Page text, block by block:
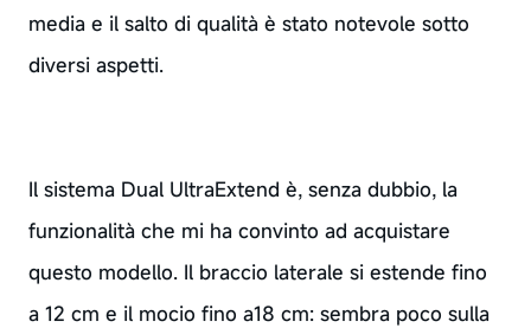
media e il salto di qualità è stato notevole sotto
diversi aspetti.
Il sistema Dual UltraExtend è, senza dubbio, la
funzionalità che mi ha convinto ad acquistare
questo modello. Il braccio laterale si estende fino
a 12 cm e il mocio fino a18 cm: sembra poco sulla